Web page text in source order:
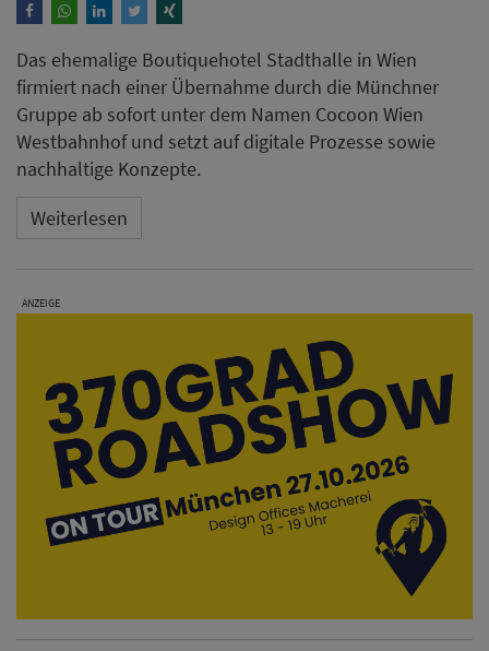
Das ehemalige Boutiquehotel Stadthalle in Wien
firmiert nach einer Übernahme durch die Münchner
Gruppe ab sofort unter dem Namen Cocoon Wien
Westbahnhof und setzt auf digitale Prozesse sowie
nachhaltige Konzepte.
Weiterlesen
ANZEIGE